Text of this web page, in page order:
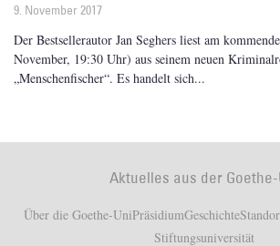
9. November 2017
Der Bestsellerautor Jan Seghers liest am
November, 19:30 Uhr) aus seinem neuen
„Menschenfischer“. Es handelt sich
Aktuelles aus der
Über die Goethe-UniPräsidiumGeschichte
Stiftungsuniversität